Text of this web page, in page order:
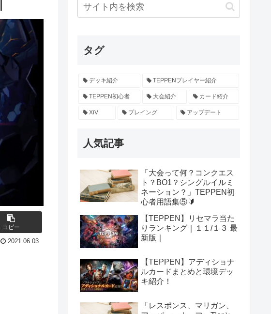
コピー
2021.06.03
タグ
デッキ紹介 TEPPENプレイヤー紹介
TEPPEN初心者 大会紹介 カード紹介
XiV プレイング アップデート
人気記事
「大会って何？コンクエス
ト？BO1？シングルイルミ
ネーション？」TEPPEN初
心者用語集⑤🔰
【TEPPEN】リセマラ当た
りランキング｜１１/１３ 最
新版｜
【TEPPEN】アディショナ
ルカードまとめと環境デッ
キ紹介！
「レスポンス、マリガン、